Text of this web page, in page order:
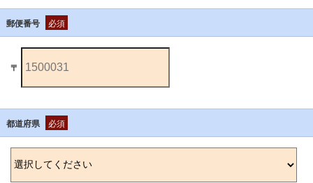
郵便番号 必須
〒
都道府県 必須